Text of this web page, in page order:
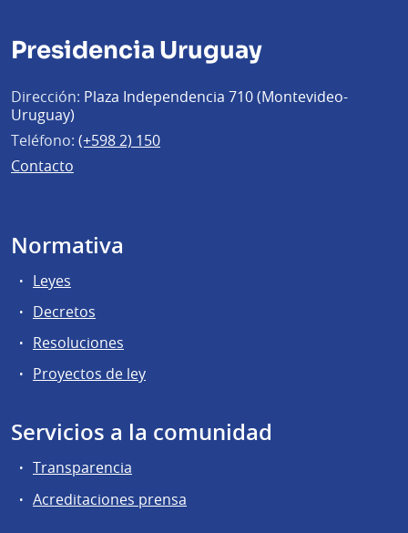
Presidencia Uruguay
Dirección: Plaza Independencia 710 (Montevideo-
Uruguay)
Teléfono: (+598 2) 150
Contacto
Normativa
Leyes
Decretos
Resoluciones
Proyectos de ley
Servicios a la comunidad
Transparencia
Acreditaciones prensa